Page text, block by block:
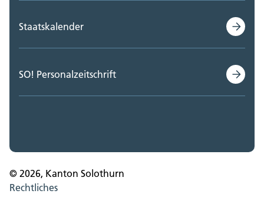
Staatskalender
SO! Personalzeitschrift
© 2026, Kanton Solothurn
Rechtliches